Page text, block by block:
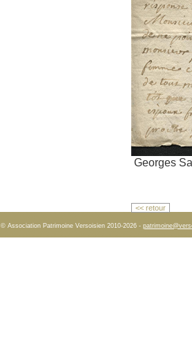
Georges
<< retour
© Association Patrimoine Versoisien 2010-2026 -